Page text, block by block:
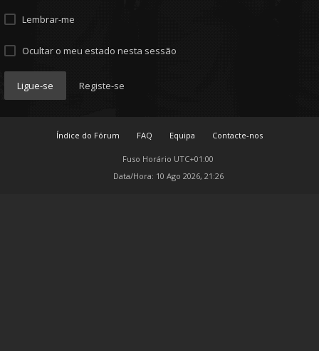
Lembrar-me
Ocultar o meu estado nesta sessão
Ligue-se Registe-se
Índice do Fórum FAQ Equipa Contacte-nos
Fuso Horário UTC+01:00
Data/Hora: 10 Ago 2026, 21:26